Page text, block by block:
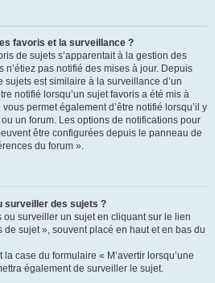
favoris et la surveillance ?
de sujets s’apparentait à la gestion des
n’étiez pas notifié des mises à jour. Depuis
est similaire à la surveillance d’un
notifié lorsqu’un sujet favoris a été mis à
permet également d’être notifié lorsqu’il y
un forum. Les options de notifications pour
être configurées depuis le panneau de
du forum ».
surveiller des sujets ?
surveiller un sujet en cliquant sur le lien
sujet », souvent placé en haut et en bas du
case du formulaire « M’avertir lorsqu’une
également de surveiller le sujet.